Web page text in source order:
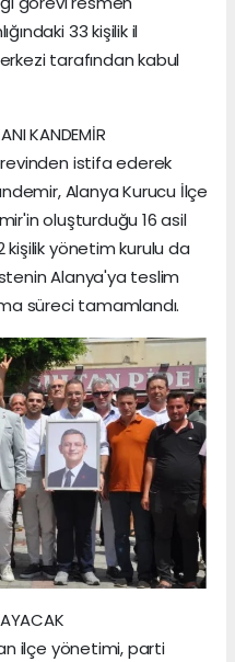
33 kişilik il
tarafından kabul
KANDEMİR
istifa ederek
Alanya Kurucu İlçe
oluşturduğu 16 asil
kişilik yönetim kurulu da
Alanya'ya teslim
süreci tamamlandı.
ilçe yönetimi, parti